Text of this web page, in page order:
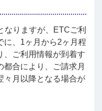
なりますが、ETCご利
に、1ヶ月から2ヶ月程
、ご利用情報が到着す
都合により、ご請求月
々月以降となる場合が